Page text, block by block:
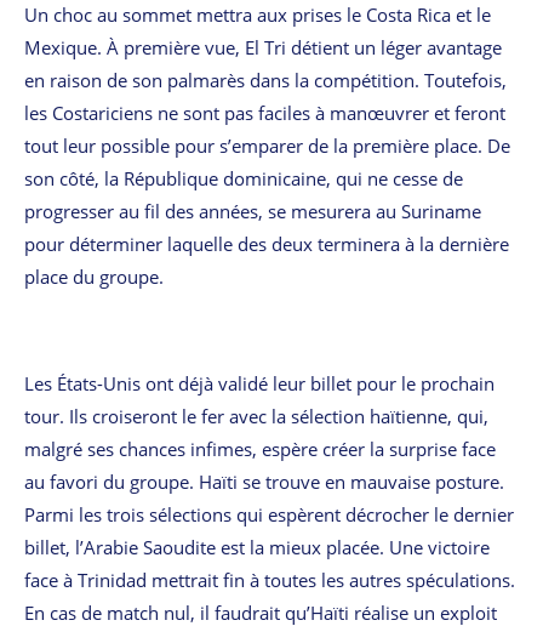
Un choc au sommet mettra aux prises le Costa Rica et le
Mexique. À première vue, El Tri détient un léger avantage
en raison de son palmarès dans la compétition. Toutefois,
les Costariciens ne sont pas faciles à manœuvrer et feront
tout leur possible pour s’emparer de la première place. De
son côté, la République dominicaine, qui ne cesse de
progresser au fil des années, se mesurera au Suriname
pour déterminer laquelle des deux terminera à la dernière
place du groupe.
Les États-Unis ont déjà validé leur billet pour le prochain
tour. Ils croiseront le fer avec la sélection haïtienne, qui,
malgré ses chances infimes, espère créer la surprise face
au favori du groupe. Haïti se trouve en mauvaise posture.
Parmi les trois sélections qui espèrent décrocher le dernier
billet, l’Arabie Saoudite est la mieux placée. Une victoire
face à Trinidad mettrait fin à toutes les autres spéculations.
En cas de match nul, il faudrait qu’Haïti réalise un exploit